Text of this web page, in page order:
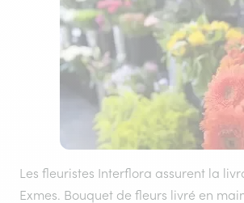
Les fleuristes Interflora assurent la
Exmes. Bouquet de fleurs livré en